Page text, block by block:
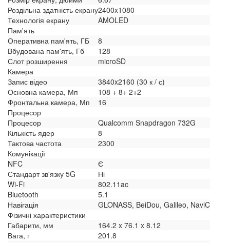
Роздільна здатність екрану2400x1080
Технологія екрану
AMOLED
Пам'ять
Оперативна пам'ять, ГБ
8
Вбудована пам'ять, Гб
128
Слот розширення
microSD
Камера
Запис відео
3840x2160 (30 к / с)
Основна камера, Мп
108 + 8+ 2+2
Фронтальна камера, Мп
16
Процесор
Процесор
Qualcomm Snapdragon 732G
Кількість ядер
8
Тактова частота
2300
Комунікації
NFC
Є
Стандарт зв'язку 5G
Ні
Wi-Fi
802.11ac
Bluetooth
5.1
Навігація
GLONASS, BeiDou, Galileo, NaviC
Фізичні характеристики
Габарити, мм
164.2 x 76.1 x 8.12
Вага, г
201.8